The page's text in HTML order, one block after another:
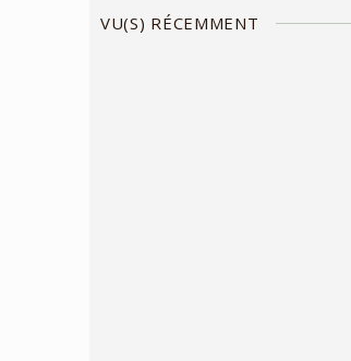
VU(S) RÉCEMMENT